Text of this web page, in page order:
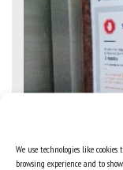
We use technologies like
browsing experience and to